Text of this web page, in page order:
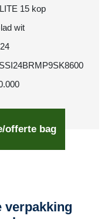
15 kop
wit
offerte bag
verpakking